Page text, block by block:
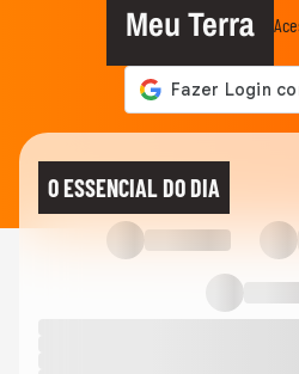
Meu Terra
O ESSENCIAL DO DIA